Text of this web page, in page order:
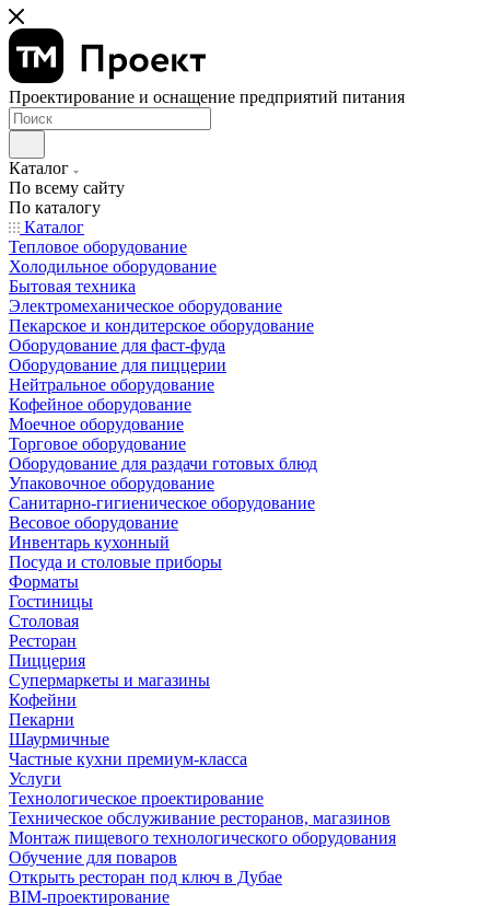
Проектирование и оснащение предприятий питания
Каталог
По всему сайту
По каталогу
Каталог
Тепловое оборудование
Холодильное оборудование
Бытовая техника
Электромеханическое оборудование
Пекарское и кондитерское оборудование
Оборудование для фаст-фуда
Оборудование для пиццерии
Нейтральное оборудование
Кофейное оборудование
Моечное оборудование
Торговое оборудование
Оборудование для раздачи готовых блюд
Упаковочное оборудование
Санитарно-гигиеническое оборудование
Весовое оборудование
Инвентарь кухонный
Посуда и столовые приборы
Форматы
Гостиницы
Столовая
Ресторан
Пиццерия
Супермаркеты и магазины
Кофейни
Пекарни
Шаурмичные
Частные кухни премиум-класса
Услуги
Технологическое проектирование
Техническое обслуживание ресторанов, магазинов
Монтаж пищевого технологического оборудования
Обучение для поваров
Открыть ресторан под ключ в Дубае
BIM-проектирование